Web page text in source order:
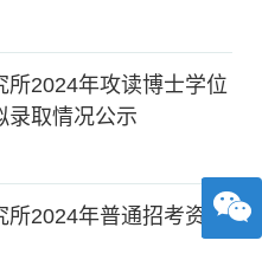
所2024年攻读博士学位
录取情况公示
所2024年普通招考资格